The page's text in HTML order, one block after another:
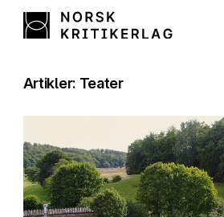
Artikler: Teater